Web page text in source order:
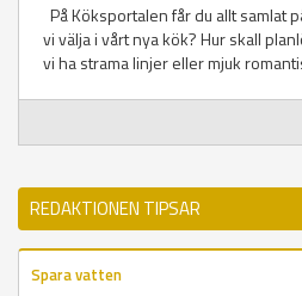
På Köksportalen får du allt samlat
vi välja i vårt nya kök? Hur skall
vi ha strama linjer eller mjuk
REDAKTIONEN TIPSAR
Spara vatten